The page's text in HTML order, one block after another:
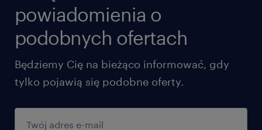
powiadomienia o
podobnych ofertach
Będziemy Cię na bieżąco informować, gdy
tylko pojawią się podobne oferty.